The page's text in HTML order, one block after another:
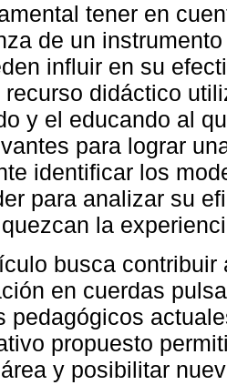
tener en
de un
influir en su
recurso didáctico
y el educando al
para lograr
identificar los
para analizar su
la
busca
en cuerdas
pedagógicos
propuesto
y posibilitar